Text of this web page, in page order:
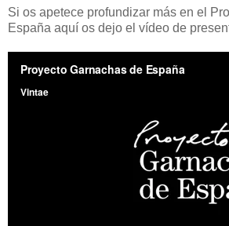
Si os apetece profundizar más en el
España aquí os dejo el vídeo de